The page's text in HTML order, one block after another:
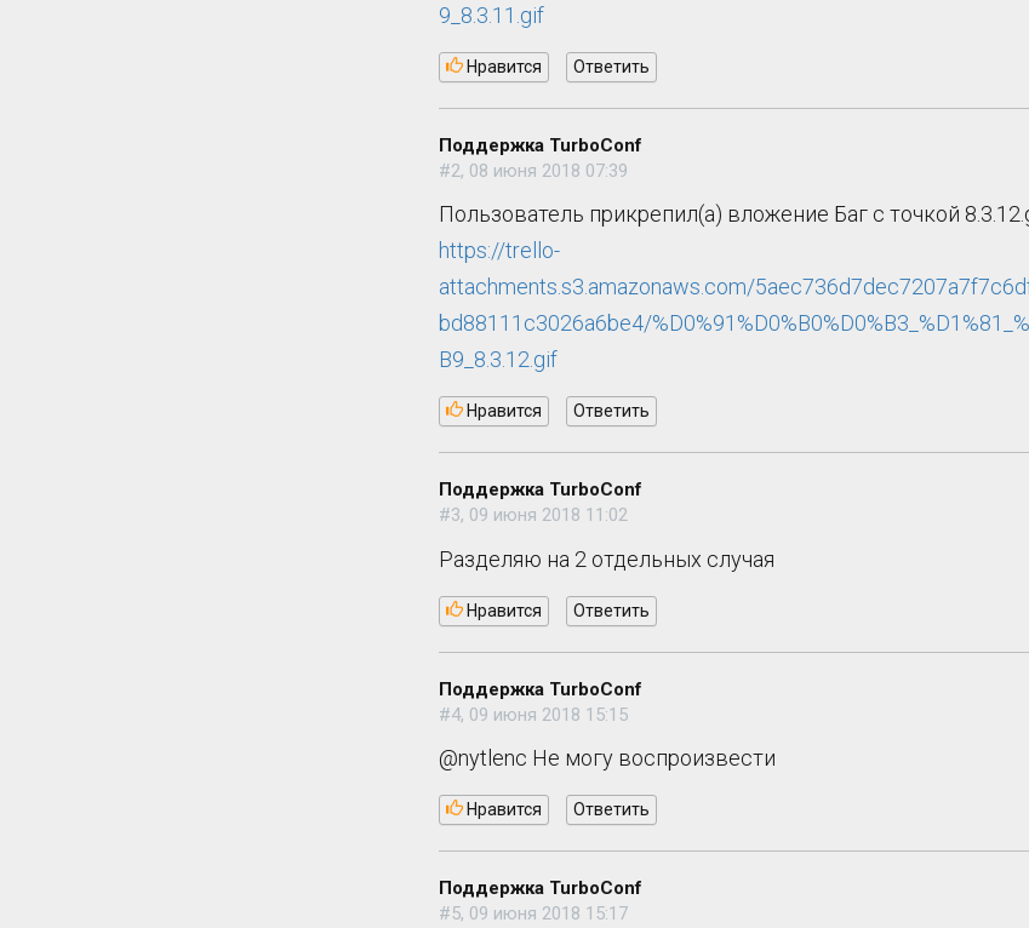
9_8.3.11.gif
Нравится Ответить
Поддержка TurboConf
#2, 08 июня 2018 07:39
Пользователь прикрепил(а) вложение Баг с точкой
https://trello-
attachments.s3.amazonaws.com/
bd88111c3026a6be4/
B9_8.3.12.gif
Нравится Ответить
Поддержка TurboConf
#3, 09 июня 2018 11:02
Разделяю на 2 отдельных случая
Нравится Ответить
Поддержка TurboConf
#4, 09 июня 2018 15:15
@nytlenc Не могу воспроизвести
Нравится Ответить
Поддержка TurboConf
#5, 09 июня 2018 15:17